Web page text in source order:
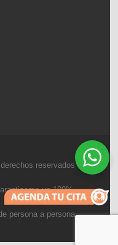
reservados
un 100%,
persona a persona